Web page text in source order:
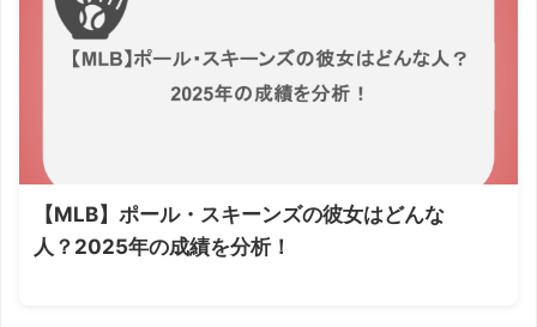
【MLB】ポール・スキーンズの彼女はどんな
人？2025年の成績を分析！